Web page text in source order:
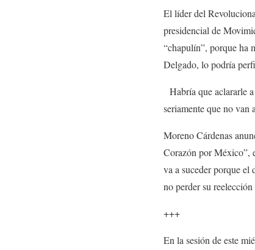
El líder del
presidencial de
“chapulín”, porque ha
Delgado, lo podría
Habría que aclararle
seriamente que no van
Moreno Cárdenas
Corazón por México”,
va a suceder porque el
no perder su reelección
+++
En la sesión de este